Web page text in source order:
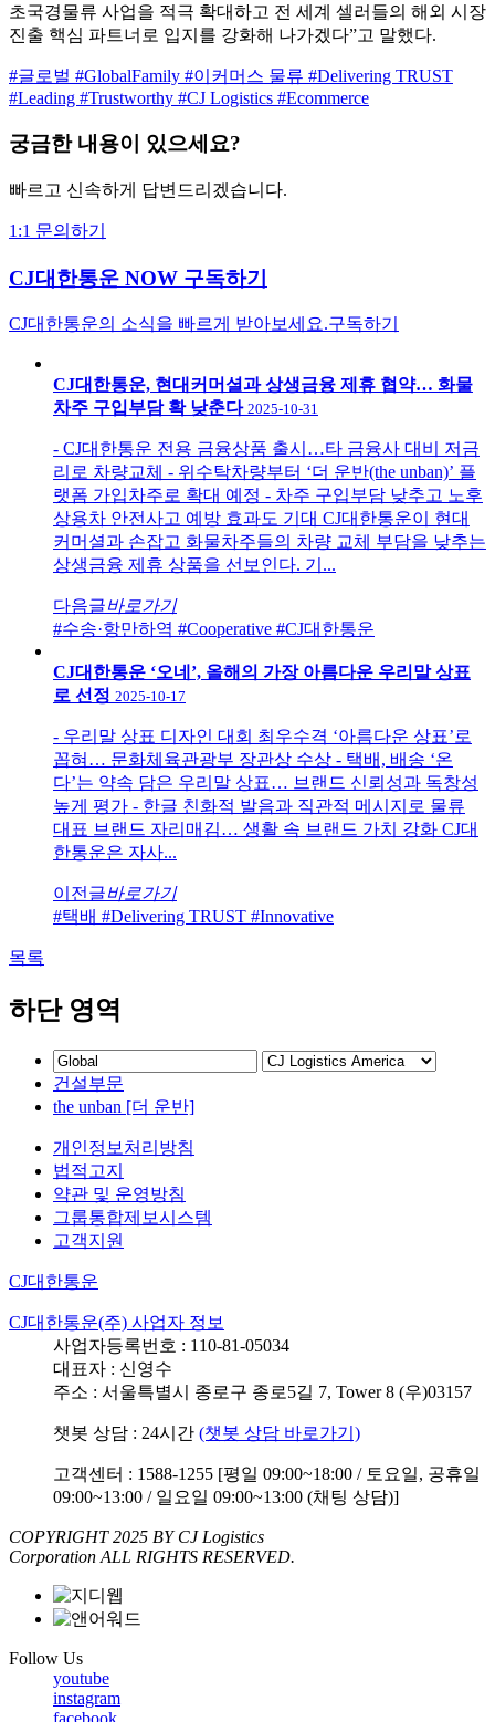
초국경물류 사업을 적극 확대하고 전 세계 셀러들의 해외 시장
진출 핵심 파트너로 입지를 강화해 나가겠다”고 말했다.
#글로벌 #GlobalFamily #이커머스 물류 #Delivering TRUST
#Leading #Trustworthy #CJ Logistics #Ecommerce
궁금한 내용이 있으세요?
빠르고 신속하게 답변드리겠습니다.
1:1 문의하기
CJ대한통운 NOW 구독하기
CJ대한통운의 소식을 빠르게 받아보세요.구독하기
CJ대한통운, 현대커머셜과 상생금융 제휴 협약… 화물
차주 구입부담 확 낮춘다 2025-10-31
- CJ대한통운 전용 금융상품 출시…타 금융사 대비 저금
리로 차량교체 - 위수탁차량부터 ‘더 운반(the unban)’ 플
랫폼 가입차주로 확대 예정 - 차주 구입부담 낮추고 노후
상용차 안전사고 예방 효과도 기대 CJ대한통운이 현대
커머셜과 손잡고 화물차주들의 차량 교체 부담을 낮추는
상생금융 제휴 상품을 선보인다. 기...
다음글바로가기
#수송·항만하역 #Cooperative #CJ대한통운
CJ대한통운 ‘오네’, 올해의 가장 아름다운 우리말 상표
로 선정 2025-10-17
- 우리말 상표 디자인 대회 최우수격 ‘아름다운 상표’로
꼽혀… 문화체육관광부 장관상 수상 - 택배, 배송 ‘온
다’는 약속 담은 우리말 상표… 브랜드 신뢰성과 독창성
높게 평가 - 한글 친화적 발음과 직관적 메시지로 물류
대표 브랜드 자리매김… 생활 속 브랜드 가치 강화 CJ대
한통운은 자사...
이전글바로가기
#택배 #Delivering TRUST #Innovative
목록
하단 영역
건설부문
the unban [더 운반]
개인정보처리방침
법적고지
약관 및 운영방침
그룹통합제보시스템
고객지원
CJ대한통운
CJ대한통운(주) 사업자 정보
사업자등록번호 : 110-81-05034
대표자 : 신영수
주소 : 서울특별시 종로구 종로5길 7, Tower 8 (우)03157
챗봇 상담 : 24시간 (챗봇 상담 바로가기)
고객센터 : 1588-1255 [평일 09:00~18:00 / 토요일, 공휴일
09:00~13:00 / 일요일 09:00~13:00 (채팅 상담)]
COPYRIGHT 2025 BY CJ Logistics
Corporation ALL RIGHTS RESERVED.
Follow Us
youtube
instagram
facebook